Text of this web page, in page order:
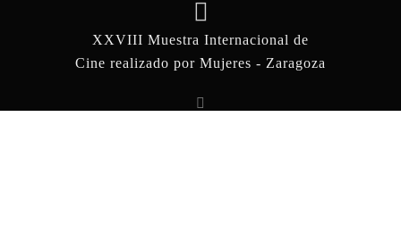
XXVIII Muestra Internacional de
Cine realizado por Mujeres - Zaragoza